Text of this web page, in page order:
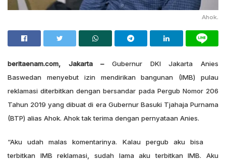
Ahok.
beritaenam.com, Jakarta –Gubernur DKI Jakarta Anies
Baswedan menyebut izin mendirikan bangunan (IMB) pulau
reklamasi diterbitkan dengan bersandar pada Pergub Nomor 206
Tahun 2019 yang dibuat di era Gubernur Basuki Tjahaja Purnama
(BTP) alias Ahok. Ahok tak terima dengan pernyataan Anies.
“Aku udah malas komentarinya. Kalau pergub aku bisa
terbitkan IMB reklamasi, sudah lama aku terbitkan IMB. Aku